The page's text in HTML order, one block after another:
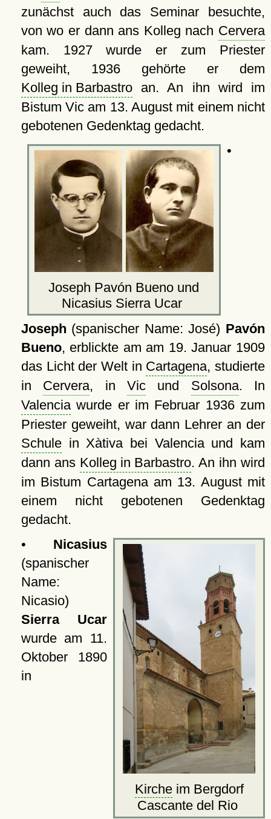
zunächst auch das Seminar besuchte,
von wo er dann ans Kolleg nach Cervera
kam. 1927 wurde er zum Priester
geweiht, 1936 gehörte er dem
Kolleg in Barbastroan. An ihn wird im
Bistum Vic am 13. August mit einem nicht
gebotenen Gedenktag gedacht.
Joseph Pavón Bueno und
Nicasius Sierra Ucar
•
Joseph (spanischer Name: José) Pavón
Bueno, erblickte am am 19. Januar 1909
das Licht der Welt in Cartagena, studierte
in Cervera, in Vicund Solsona. In
Valenciawurde er im Februar 1936 zum
Priester geweiht, war dann Lehrer an der
Schulein Xàtiva bei Valencia und kam
dann ans Kolleg in Barbastro. An ihn wird
im Bistum Cartagena am 13. August mit
einem nicht gebotenen Gedenktag
gedacht.
Kircheim Bergdorf
Cascante del Rio
• Nicasius
(spanischer
Name:
Nicasio)
Sierra Ucar
wurde am 11.
Oktober 1890
in